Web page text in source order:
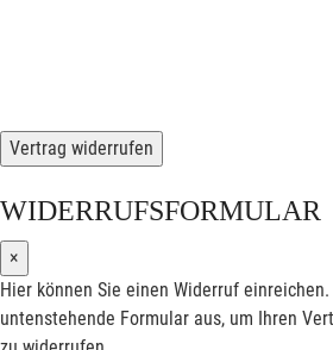
Vertrag widerrufen
WIDERRUFSFORMULAR
×
Hier können Sie einen Widerruf
untenstehende Formular aus, um Ihren